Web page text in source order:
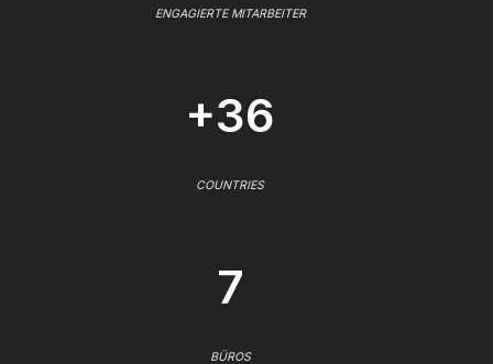
ENGAGIERTE MITARBEITER
+36
COUNTRIES
7
BÜROS